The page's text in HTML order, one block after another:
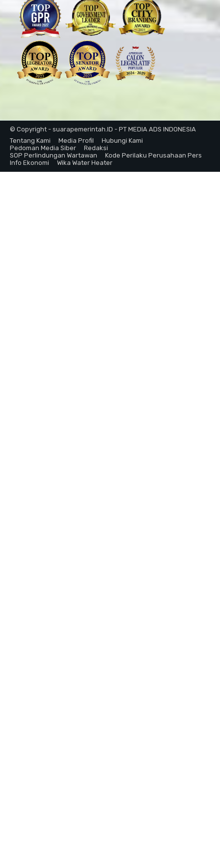
© Copyright - suarapemerintah.ID - PT MEDIA ADS INDONESIA
Tentang Kami
Media Profil
Hubungi Kami
Pedoman Media Siber
Redaksi
SOP Perlindungan Wartawan
Kode Perilaku Perusahaan Pers
Info Ekonomi
Wika Water Heater